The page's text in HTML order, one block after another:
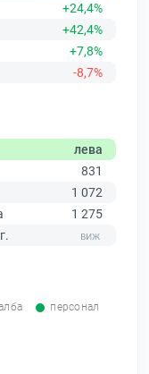
+24,4%
+42,4%
+7,8%
-8,7%
лева
831
1 072
1 275
персонал